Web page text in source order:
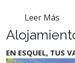
Leer Más
EN ESQUEL, TUS